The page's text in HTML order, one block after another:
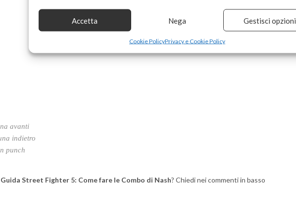
Accetta Nega Gestisci opzioni
Cookie PolicyPrivacy e Cookie Policy
avanti
indietro
punch
Guida Street Fighter 5: Come fare le Combo di Nash? Chiedi nei commenti in basso